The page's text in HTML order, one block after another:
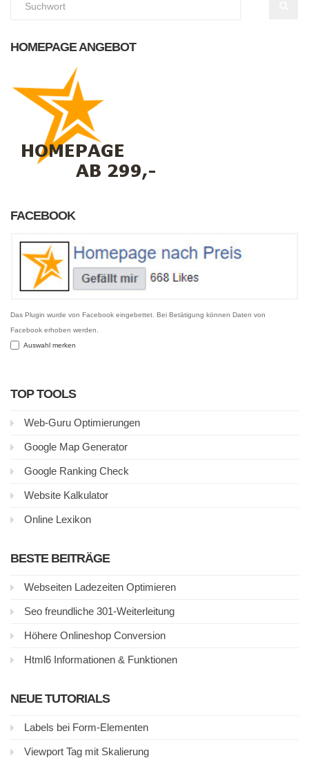
HOMEPAGE ANGEBOT
FACEBOOK
Das Plugin wurde von Facebook eingebettet. Bei Betätigung können Daten von
Facebook erhoben werden.
Auswahl merken
TOP TOOLS
Web-Guru Optimierungen
Google Map Generator
Google Ranking Check
Website Kalkulator
Online Lexikon
BESTE BEITRÄGE
Webseiten Ladezeiten Optimieren
Seo freundliche 301-Weiterleitung
Höhere Onlineshop Conversion
Html6 Informationen & Funktionen
NEUE TUTORIALS
Labels bei Form-Elementen
Viewport Tag mit Skalierung